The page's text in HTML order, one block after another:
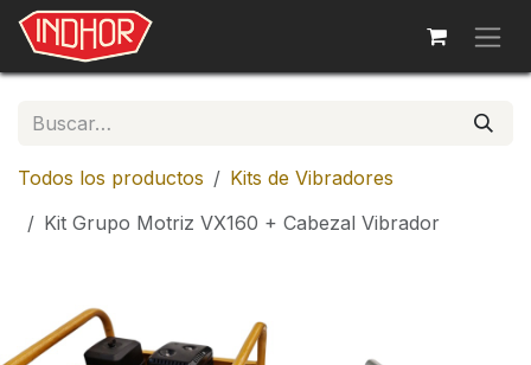
Ir al contenido
Todos los productos
Kits de Vibradores
Kit Grupo Motriz VX160 + Cabezal Vibrador